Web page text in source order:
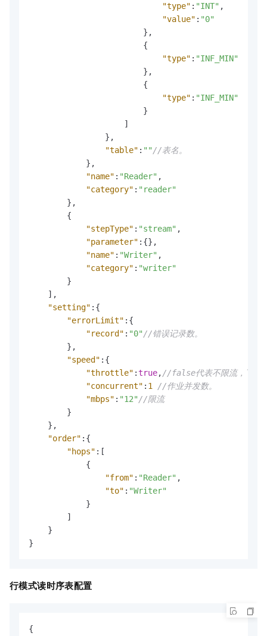
"type" : "INT" ,
"value" : "0"
} ,
{
"type" : "INF_MIN"
} ,
{
"type" : "INF_MIN"
}
]
} ,
"table" : "" //表名。
} ,
"name" : "Reader" ,
"category" : "reader"
} ,
{
"stepType" : "stream" ,
"parameter" : {} ,
"name" : "Writer" ,
"category" : "writer"
}
] ,
"setting" : {
"errorLimit" : {
"record" : "0" //错误记录数。
} ,
"speed" : {
"throttle" :true, //false代表不限流，下面
"concurrent" : 1
//作业并发数。
"mbps" : "12" //限流
}
} ,
"order" : {
"hops" : [
{
"from" : "Reader" ,
"to" : "Writer"
}
]
}
}
行模式读时序表配置
{